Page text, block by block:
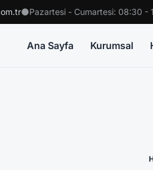
Pazartesi - Cumartesi: 08:30 -
Ana Sayfa Kurumsal